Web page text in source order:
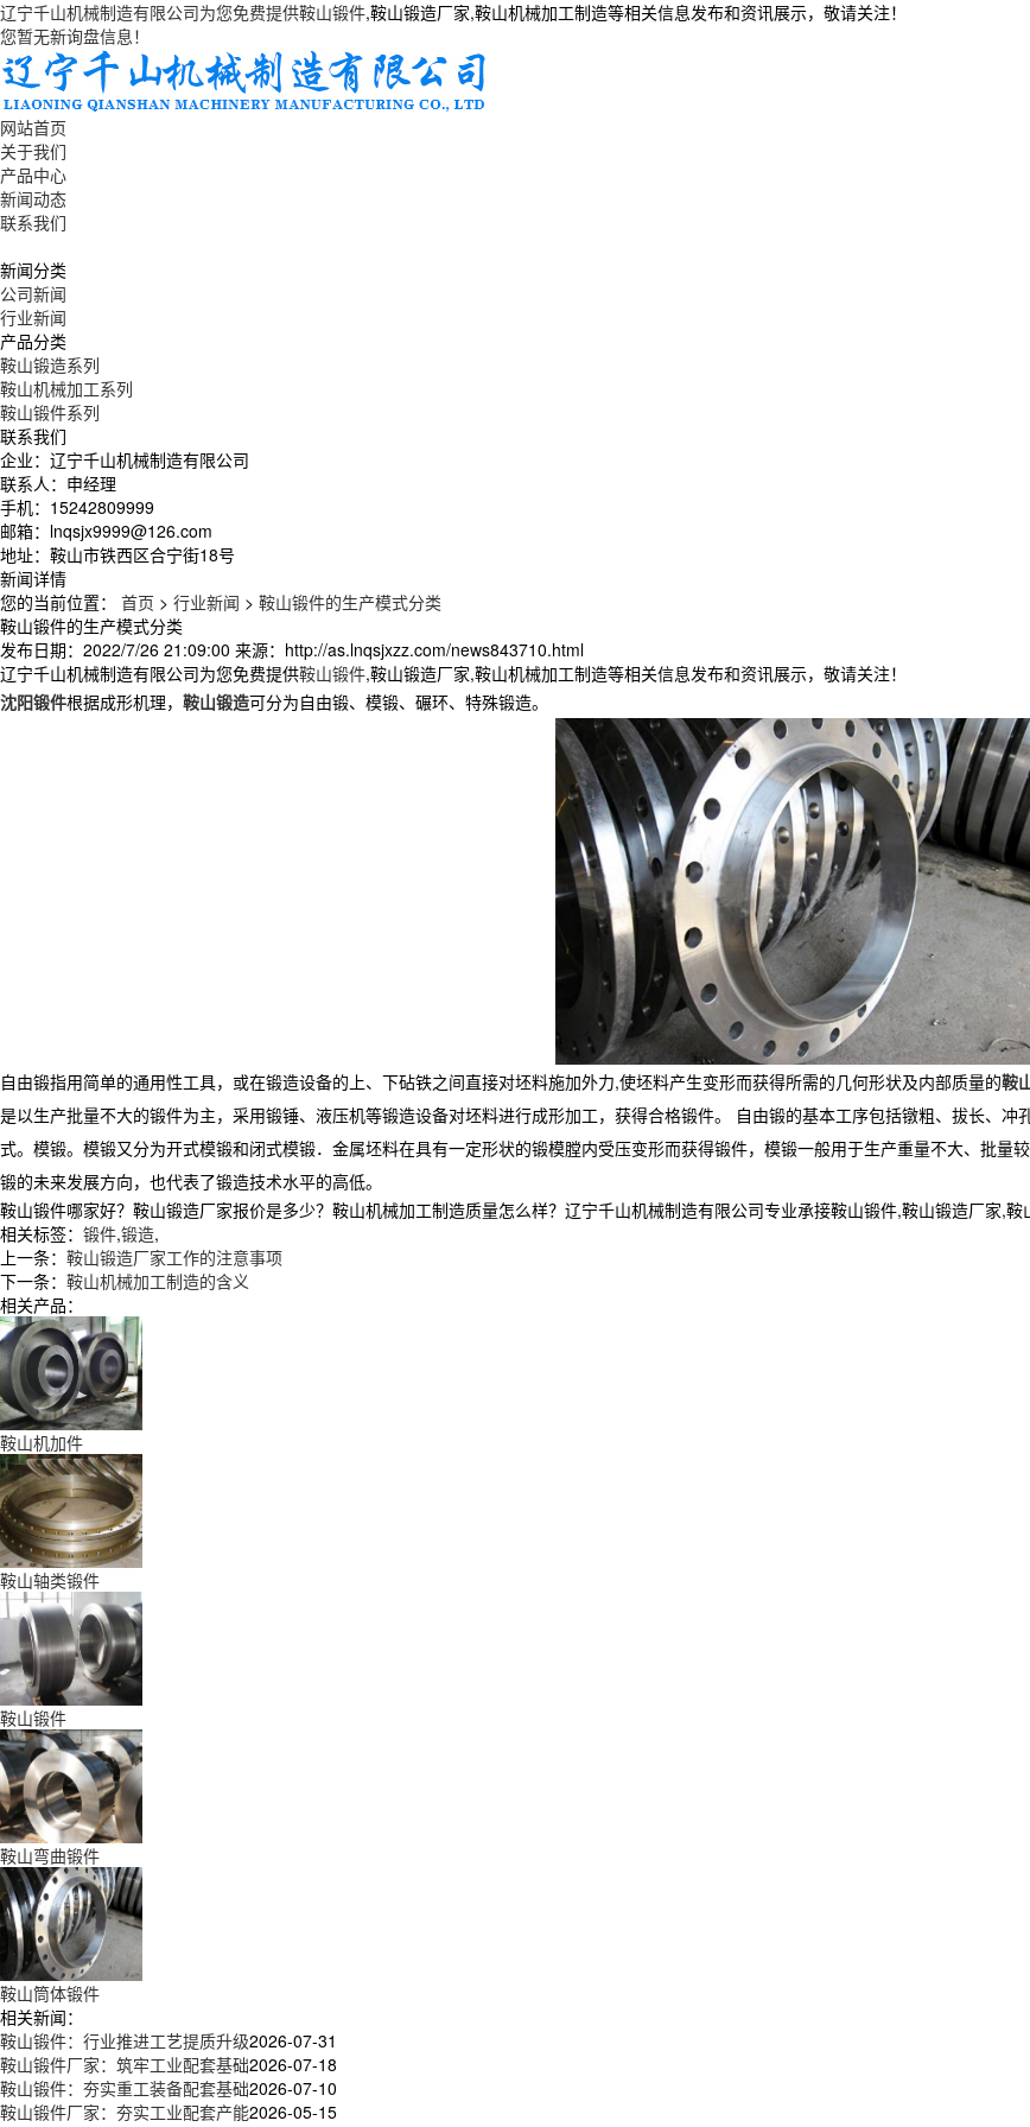
辽宁千山机械制造有限公司为您免费提供鞍山锻件,鞍山锻造厂家,鞍山机械加工制造等相关信息发布和资讯展示，敬请关注！
您暂无新询盘信息！
网站首页
关于我们
产品中心
新闻动态
联系我们
新闻分类
公司新闻
行业新闻
产品分类
鞍山锻造系列
鞍山机械加工系列
鞍山锻件系列
联系我们
企业：辽宁千山机械制造有限公司
联系人：申经理
手机：15242809999
邮箱：lnqsjx9999@126.com
地址：鞍山市铁西区合宁街18号
新闻详情
您的当前位置： 首页 > 行业新闻 > 鞍山锻件的生产模式分类
鞍山锻件的生产模式分类
发布日期： 2022/7/26 21:09:00 来源： http://as.lnqsjxzz.com/news843710.html
辽宁千山机械制造有限公司为您免费提供鞍山锻件,鞍山锻造厂家,鞍山机械加工制造等相关信息发布和资讯展示，敬请关注！
沈阳锻件根据成形机理， 鞍山锻造可分为自由锻、模锻、碾环、特殊锻造。
自由锻指用简单的通用性工具，或在锻造设备的上、下砧铁之间直接对坯料施加外力,使坯料产生变形而获得所需的几何形状及内部质量的鞍
是以生产批量不大的锻件为主，采用锻锤、液压机等锻造设备对坯料进行成形加工，获得合格锻件。 自由锻的基本工序包括镦粗、拔长、
式。模锻。模锻又分为开式模锻和闭式模锻．金属坯料在具有一定形状的锻模膛内受压变形而获得锻件，模锻一般用于生产重量不大、批
锻的未来发展方向，也代表了锻造技术水平的高低。
鞍山锻件哪家好？鞍山锻造厂家报价是多少？鞍山机械加工制造质量怎么样？辽宁千山机械制造有限公司专业承接鞍山锻件,鞍山锻造厂家,
相关标签： 锻件,锻造,
上一条： 鞍山锻造厂家工作的注意事项
下一条： 鞍山机械加工制造的含义
相关产品：
鞍山机加件
鞍山轴类锻件
鞍山锻件
鞍山弯曲锻件
鞍山筒体锻件
相关新闻：
鞍山锻件：行业推进工艺提质升级2026-07-31
鞍山锻件厂家：筑牢工业配套基础2026-07-18
鞍山锻件：夯实重工装备配套基础2026-07-10
鞍山锻件厂家：夯实工业配套产能2026-05-15